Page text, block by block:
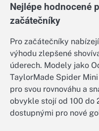
Nejlépe hodnocené
začátečníky
Pro začátečníky
výhodu zlepšené
úderech. Modely jako
TaylorMade Spider
pro svou rovnováhu a
obvykle stojí od 100 do
dostupnými pro nové